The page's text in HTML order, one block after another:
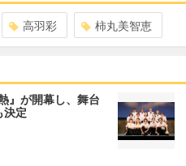
高羽彩 柿丸美智恵
』が開幕し、舞台
定